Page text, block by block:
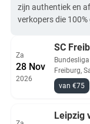
zijn authentiek en
verkopers die
Za
28 Nov
2026
SC
Bundesliga
Freiburg,
van €75
Leipzig